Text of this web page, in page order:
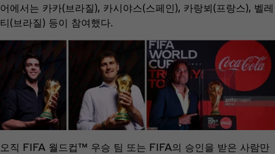
어에서는 카카(브라질), 카시야스(스페인), 카랑뵈(프랑스), 벨레
티(브라질) 등이 참여했다.
오직 FIFA 월드컵™ 우승 팀 또는 FIFA의 승인을 받은 사람만